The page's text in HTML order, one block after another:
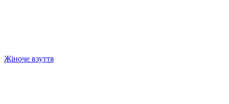
Жіноче взуття